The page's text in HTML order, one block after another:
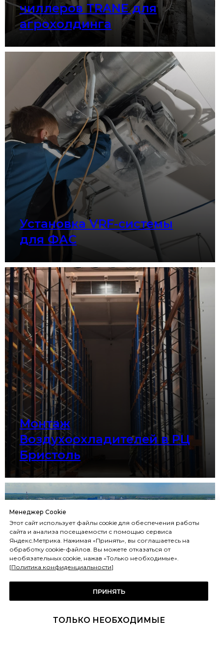
чиллеров TRANE для
агрохолдинга
Установка VRF-системы
для ФАС
Монтаж
Воздухоохладителей в РЦ
Бристоль
Менеджер Cookie
Этот сайт использует файлы cookie для обеспечения работы
сайта и анализа посещаемости с помощью сервиса
Яндекс.Метрика. Нажимая «Принять», вы соглашаетесь на
обработку cookie-файлов. Вы можете отказаться от
необязательных cookie, нажав «Только необходимые».
[Политика конфиденциальности]
ПРИНЯТЬ
ТОЛЬКО НЕОБХОДИМЫЕ